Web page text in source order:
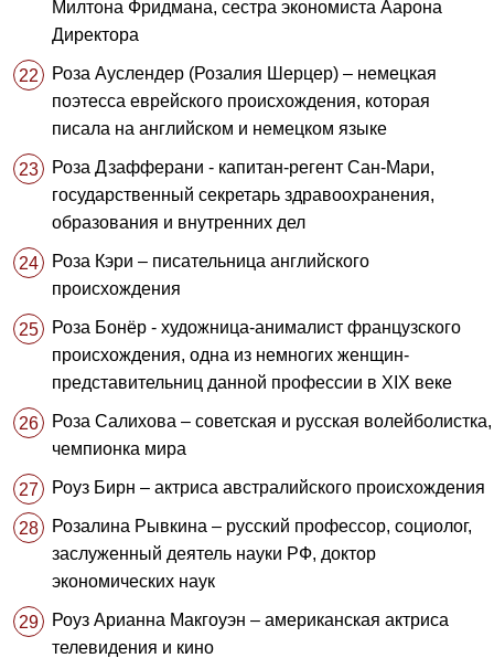
Милтона Фридмана, сестра экономиста Аарона
Директора
Роза Ауслендер (Розалия Шерцер) – немецкая
поэтесса еврейского происхождения, которая
писала на английском и немецком языке
Роза Дзафферани - капитан-регент Сан-Мари,
государственный секретарь здравоохранения,
образования и внутренних дел
Роза Кэри – писательница английского
происхождения
Роза Бонёр - художница-анималист французского
происхождения, одна из немногих женщин-
представительниц данной профессии в XIX веке
Роза Салихова – советская и русская волейболистка,
чемпионка мира
Роуз Бирн – актриса австралийского происхождения
Розалина Рывкина – русский профессор, социолог,
заслуженный деятель науки РФ, доктор
экономических наук
Роуз Арианна Макгоуэн – американская актриса
телевидения и кино